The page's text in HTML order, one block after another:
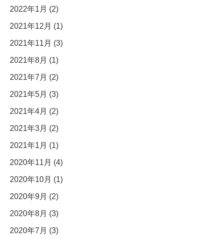
2022年1月 (2)
2021年12月 (1)
2021年11月 (3)
2021年8月 (1)
2021年7月 (2)
2021年5月 (3)
2021年4月 (2)
2021年3月 (2)
2021年1月 (1)
2020年11月 (4)
2020年10月 (1)
2020年9月 (2)
2020年8月 (3)
2020年7月 (3)